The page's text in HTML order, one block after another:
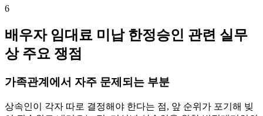
6
배우자 임대료 미납 한정승인 관련 실무
상 주요 쟁점
가족관계에서 자주 문제되는 부분
상속인이 각자 따로 결정해야 한다는 점, 앞 순위가 포기해 빚